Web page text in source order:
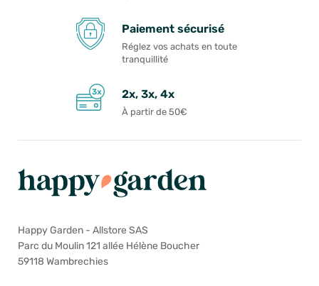
Paiement sécurisé
Réglez vos achats en toute
tranquillité
2x, 3x, 4x
À partir de 50€
Happy Garden - Allstore SAS
Parc du Moulin 121 allée Hélène Boucher
59118 Wambrechies